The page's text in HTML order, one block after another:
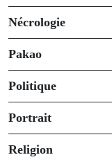
Nécrologie
Pakao
Politique
Portrait
Religion